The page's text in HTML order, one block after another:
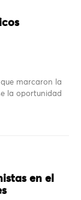
marcaron la
la oportunidad
en el